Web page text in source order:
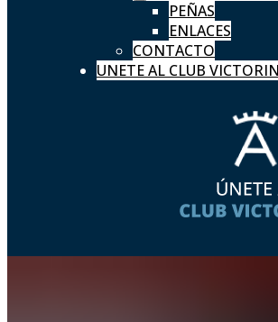
PEÑAS
ENLACES
CONTACTO
UNETE AL CLUB